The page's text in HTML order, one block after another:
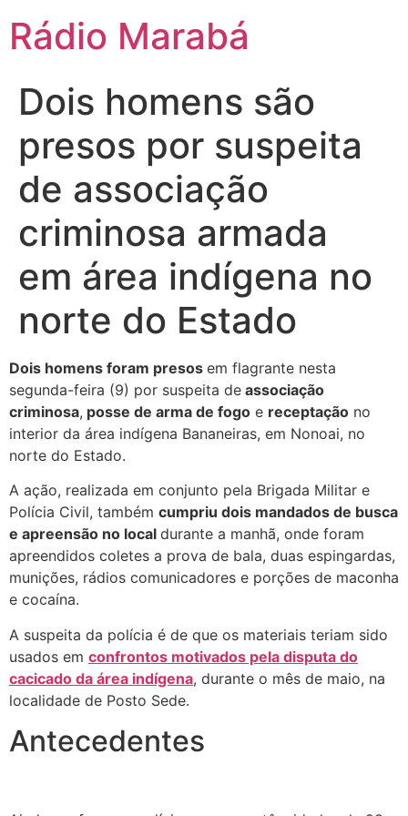
Rádio Marabá
Dois homens são
presos por suspeita
de associação
criminosa armada
em área indígena no
norte do Estado
Dois homens foram presos em flagrante nesta
segunda-feira (9) por suspeita de associação
criminosa, posse de arma de fogo e receptação no
interior da área indígena Bananeiras, em Nonoai, no
norte do Estado.
A ação, realizada em conjunto pela Brigada Militar e
Polícia Civil, também cumpriu dois mandados de busca
e apreensão no local durante a manhã, onde foram
apreendidos coletes a prova de bala, duas espingardas,
munições, rádios comunicadores e porções de maconha
e cocaína.
A suspeita da polícia é de que os materiais teriam sido
usados em confrontos motivados pela disputa do
cacicado da área indígena, durante o mês de maio, na
localidade de Posto Sede.
Antecedentes